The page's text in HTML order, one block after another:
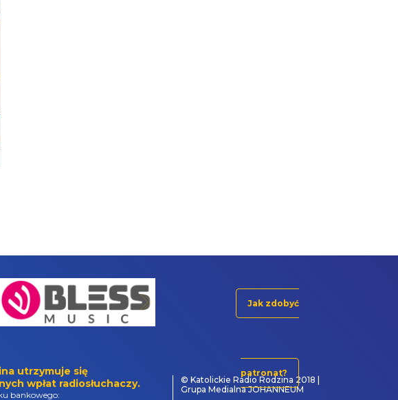
Jak zdobyć
patronat?
utrzymuje się
wpłat radiosłuchaczy.
bankowego:
© Katolickie Radio Rodzina 2018 |
Grupa Medialna JOHANNEUM